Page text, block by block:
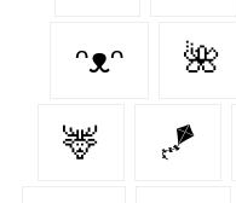
ᵔᴥᵔ 🌺
🦌 🪁